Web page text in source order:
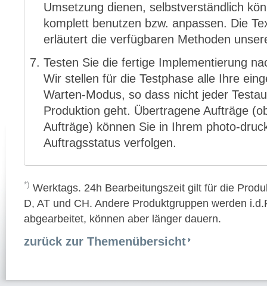
Umsetzung dienen, selbstverständlich
komplett benutzen bzw. anpassen. Die
erläutert die verfügbaren Methoden
Testen Sie die fertige Implementierung
Wir stellen für die Testphase alle Ihre
Warten-Modus, so dass nicht jeder
Produktion geht. Übertragene Aufträge
Aufträge) können Sie in Ihrem photo-
Auftragsstatus verfolgen.
*) Werktags. 24h Bearbeitungszeit gilt für die
D, AT und CH. Andere Produktgruppen werden
abgearbeitet, können aber länger dauern.
zurück zur Themenübersicht